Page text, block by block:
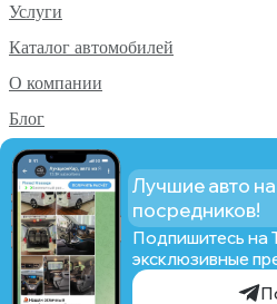
Услуги
Каталог автомобилей
О компании
Блог
Аукционы PRO
Статистика PRO
© AUCTION CAR From Japan,
Лучшие авто
посредников!
Подпишитесь на
эксклюзивные